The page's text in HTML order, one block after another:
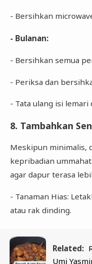
- Bersihkan
- Bulanan:
- Bersihkan semua
- Periksa dan
- Tata ulang isi lemari
8. Tambahkan
Meskipun minimalis,
kepribadian
agar dapur terasa
- Tanaman Hias:
atau rak dinding.
Related:
Umi